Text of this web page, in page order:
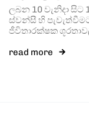
ලබන 10 වැනිදා සිට
ස්වන්සී හි
ජීවිතාරක්ෂක
read more